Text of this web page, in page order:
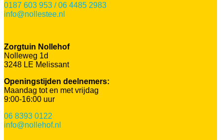
0187 603 953 / 06 4485 2983
info@nollestee.nl
Zorgtuin Nollehof
Nolleweg 1d
3248 LE Melissant
Openingstijden deelnemers:
Maandag tot en met vrijdag
9:00-16:00 uur
06 8393 0122
info@nollehof.nl